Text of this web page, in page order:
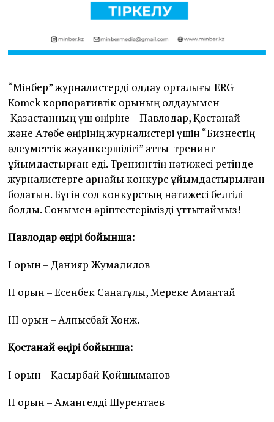
“Мінбер” журналистерді қолдау орталығы ERG
Komek корпоративтік қорының қолдауымен
Қазақстанның үш өңіріне – Павлодар, Қостанай
және Ақтөбе өңірінің журналистері үшін “Бизнестің
әлеуметтік жауапкершілігі” атты тренинг
ұйымдастырған еді. Тренингтің нәтижесі ретінде
журналистерге арнайы конкурс ұйымдастырылған
болатын. Бүгін сол конкурстың нәтижесі белгілі
болды. Сонымен әріптестерімізді құттықтаймыз!
Павлодар өңірі бойынша:
І орын – Данияр Жумадилов
ІІ орын – Есенбек Санатұлы, Мереке Амантай
ІІІ орын – Алпысбай Хонж.
Қостанай өңірі бойынша:
І орын – Қасқырбай Қойшыманов
ІІ орын – Амангелді Шурентаев